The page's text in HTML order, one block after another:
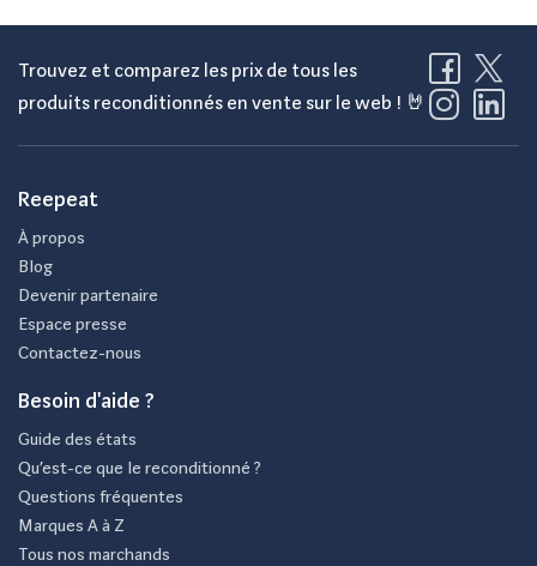
Trouvez et comparez les prix de tous les
produits reconditionnés en vente sur le web ! 🤘
Reepeat
À propos
Blog
Devenir partenaire
Espace presse
Contactez-nous
Besoin d'aide ?
Guide des états
Qu’est-ce que le reconditionné ?
Questions fréquentes
Marques A à Z
Tous nos marchands